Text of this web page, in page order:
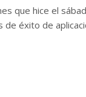
que hice el
de éxito de